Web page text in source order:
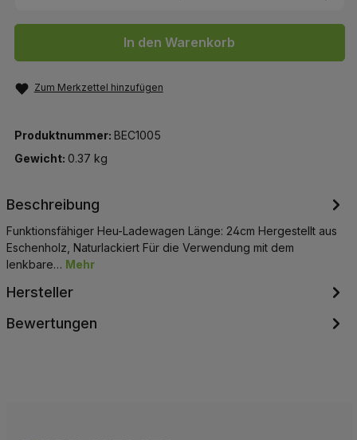
In den Warenkorb
Zum Merkzettel hinzufügen
Produktnummer: BEC1005
Gewicht: 0.37 kg
Beschreibung
Funktionsfähiger Heu-Ladewagen Länge: 24cm Hergestellt aus
Eschenholz, Naturlackiert Für die Verwendung mit dem
lenkbare… Mehr
Hersteller
Bewertungen